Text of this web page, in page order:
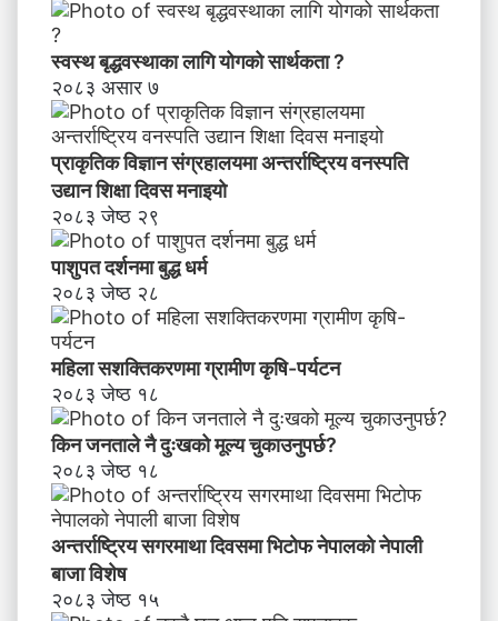
स्वस्थ बृद्धवस्थाका लागि योगको सार्थकता ?
२०८३ असार ७
प्राकृतिक विज्ञान संग्रहालयमा अन्तर्राष्ट्रिय वनस्पति
उद्यान शिक्षा दिवस मनाइयाे
२०८३ जेष्ठ २९
पाशुपत दर्शनमा बुद्ध धर्म​
२०८३ जेष्ठ २८
महिला सशक्तिकरणमा ग्रामीण कृषि-पर्यटन
२०८३ जेष्ठ १८
किन जनताले नै दुःखको मूल्य चुकाउनुपर्छ?
२०८३ जेष्ठ १८
अन्तर्राष्ट्रिय सगरमाथा दिवसमा भिटाेफ नेपालकाे नेपाली
बाजा विशेष
२०८३ जेष्ठ १५